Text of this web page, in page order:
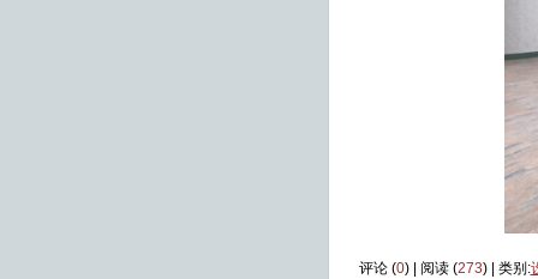
评论 (0) | 阅读 (273) | 类别: